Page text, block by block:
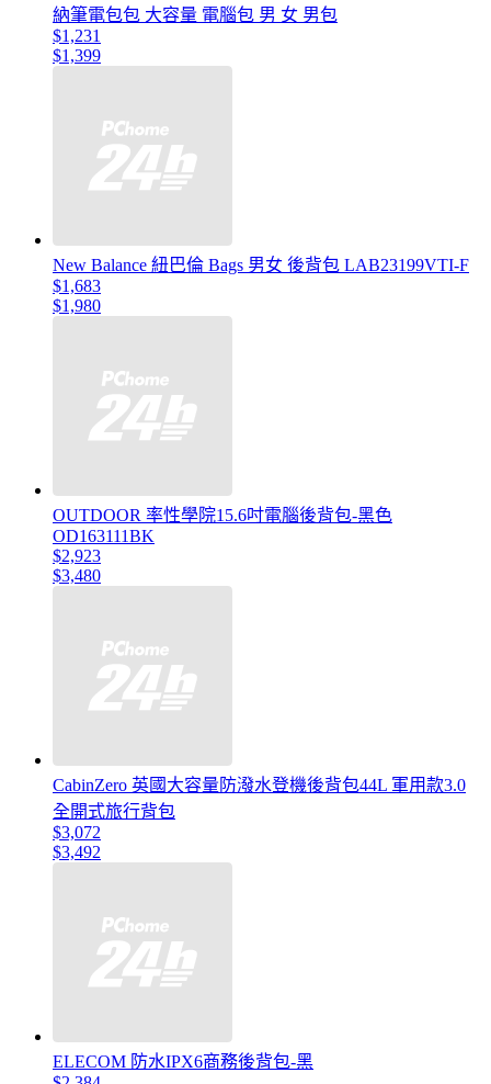
納筆電包包 大容量 電腦包 男 女 男包
$1,231
$1,399
New Balance 紐巴倫 Bags 男女 後背包 LAB23199VTI-F
$1,683
$1,980
OUTDOOR 率性學院15.6吋電腦後背包-黑色
OD163111BK
$2,923
$3,480
CabinZero 英國大容量防潑水登機後背包44L 軍用款3.0
全開式旅行背包
$3,072
$3,492
ELECOM 防水IPX6商務後背包-黑